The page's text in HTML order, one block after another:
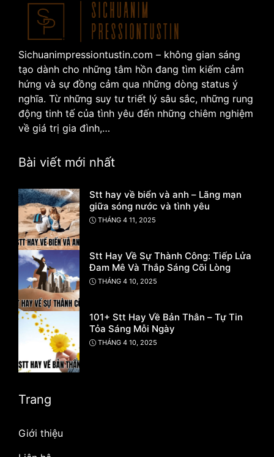
Sichuanimpressiontustin.com – không gian sáng
tạo dành cho những tâm hồn đang tìm kiếm cảm
hứng và sự đồng cảm qua những dòng status ý
nghĩa. Từ những suy tư triết lý sâu sắc, những rung
động tinh tế của tình yêu đến những chiêm nghiệm
về giá trị gia đình,…
Bài viết mới nhất
Stt hay về biển và anh – Lãng mạn
giữa sóng nước và tình yêu
THÁNG 4 11, 2025
Stt Hay Về Sự Thành Công: Tiếp Lửa
Đam Mê Và Thắp Sáng Cõi Lòng
THÁNG 4 10, 2025
101+ Stt Hay Về Bản Thân – Tự Tin
Tỏa Sáng Mỗi Ngày
THÁNG 4 10, 2025
Trang
Giới thiệu